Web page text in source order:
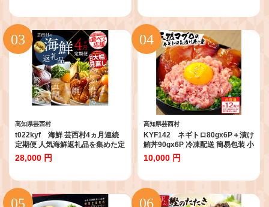
キ 訳アリかつおのタタキ
【koyofr】【高知県共通返礼品】
ギフト 食べ物
存食 小分け パック 高知 海鮮丼 一
人暮らし〈高知市共通返礼品〉
高知県芸西村
t022kyf 海鮮 芸西村4ヵ月連続
定期便 人気海鮮返礼品を集めた定
期便／1回目：訳ありかつおたた
き1.5kg、2回目：真鯛の漬け丼、
ぱち漬け丼 高知 土佐 かつおたた
き 訳あり 訳 お楽しみ〈高知県・
高知市共通返礼品〉
28,000 円
高知県芸西村
KYF142 ネギトロ80gx6P＋漬け
鮪丼90gx6P 冷凍配送 簡易包装 小
分け 惣菜 人気 海鮮 ネギトロ丼 ま
ぐろたたき 海鮮丼 便利 かんたん
り 漬け丼 お手軽
10,000 円